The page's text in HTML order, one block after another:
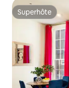
Superhôte
Superhôte